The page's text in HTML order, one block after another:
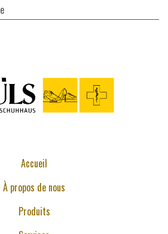
Accueil
À propos de nous
Produits